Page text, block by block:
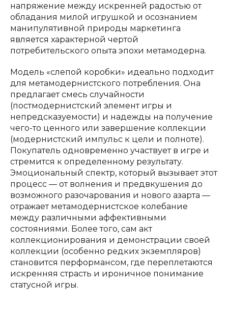
напряжение между искренней радостью от
обладания милой игрушкой и осознанием
манипулятивной природы маркетинга
является характерной чертой
потребительского опыта эпохи метамодерна.
Модель «слепой коробки» идеально подходит
для метамодернистского потребления. Она
предлагает смесь случайности
(постмодернистский элемент игры и
непредсказуемости) и надежды на получение
чего-то ценного или завершение коллекции
(модернистский импульс к цели и полноте).
Покупатель одновременно участвует в игре и
стремится к определенному результату.
Эмоциональный спектр, который вызывает этот
процесс — от волнения и предвкушения до
возможного разочарования и нового азарта —
отражает метамодернистское колебание
между различными аффективными
состояниями. Более того, сам акт
коллекционирования и демонстрации своей
коллекции (особенно редких экземпляров)
становится перформансом, где переплетаются
искренняя страсть и ироничное понимание
статусной игры.